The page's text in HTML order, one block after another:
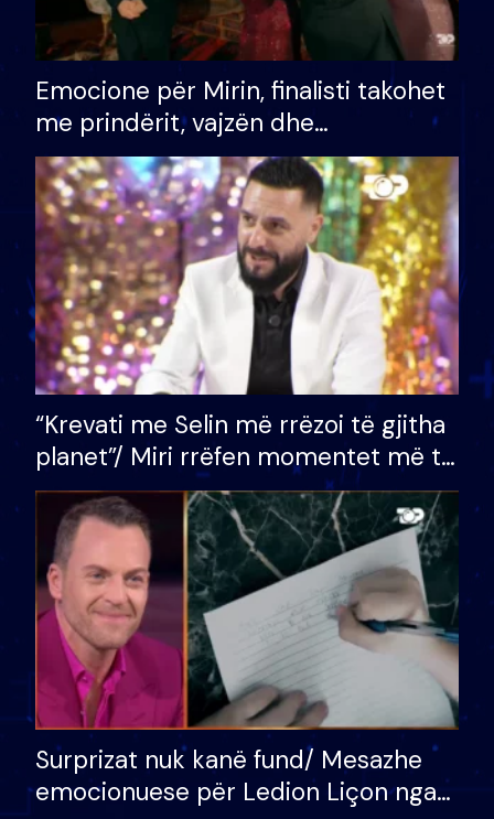
Emocione për Mirin, finalisti takohet
me prindërit, vajzën dhe
bashkëshorten: S’kemi ndonjë letër
divorci apo jo?
“Krevati me Selin më rrëzoi të gjitha
planet”/ Miri rrëfen momentet më të
bukura në shtëpinë e BB VIP: Do më
mungojë zilja e mëngjesit kur…
Surprizat nuk kanë fund/ Mesazhe
emocionuese për Ledion Liçon nga